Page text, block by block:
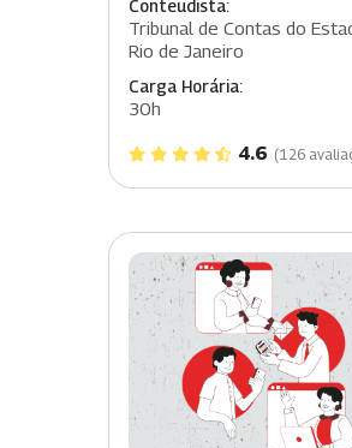
Conteudista:
Tribunal de Contas do
Rio de Janeiro
Carga Horária:
30h
4.6 (126